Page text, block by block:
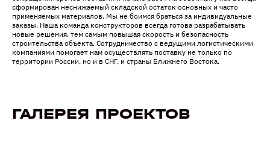
сформирован неснижаемый складской остаток основных и часто
применяемых материалов. Мы не боимся браться за индивидуальные
заказы. Наша команда конструкторов всегда готова разрабатывать
новые решения, тем самым повышая скорость и безопасность
строительства объекта. Сотрудничество с ведущими логистическими
компаниями помогает нам осуществлять поставку не только по
территории России, но и в СНГ, и страны Ближнего Востока.
ГАЛЕРЕЯ ПРОЕКТОВ